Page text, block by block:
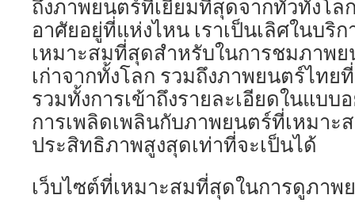
ถึงภาพยนตร์ที่เยี่ยมที่สุดจากทั่วทั้งโล
อาศัยอยู่ที่แห่งไหน เราเป็นเลิศในบริ
เหมาะสมที่สุดสำหรับในการชมภาพ
เก่าจากทั้งโลก รวมถึงภาพยนตร์ไทย
รวมทั้งการเข้าถึงรายละเอียดในแบบ
การเพลิดเพลินกับภาพยนตร์ที่เหมาะ
ประสิทธิภาพสูงสุดเท่าที่จะเป็นได้
เว็บไซต์ที่เหมาะสมที่สุดในการดูภา